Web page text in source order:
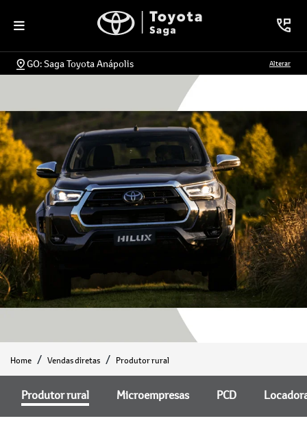
GO: Saga Toyota Anápolis Alterar
Home Vendas diretas Produtor rural
Microempresas PCD
Produtor rural